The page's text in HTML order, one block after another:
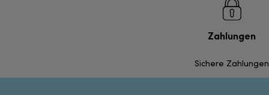
Zahlungen
Sichere Zahlungen